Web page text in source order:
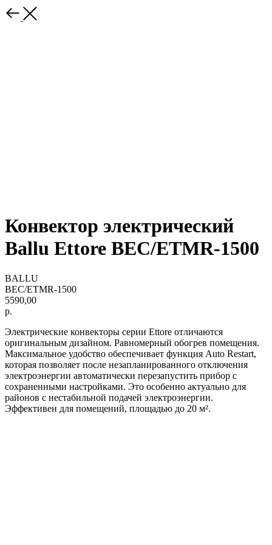
Конвектор электрический
Ballu Ettore BEC/ETMR-1500
BALLU
BEC/ETMR-1500
5590,00
р.
Электрические конвекторы серии Ettore отличаются
оригинальным дизайном. Равномерный обогрев помещения.
Максимальное удобство обеспечивает функция Auto Restart,
которая позволяет после незапланированного отключения
электроэнергии автоматически перезапустить прибор с
сохраненными настройками. Это особенно актуально для
районов с нестабильной подачей электроэнергии.
Эффективен для помещений, площадью до 20 м².